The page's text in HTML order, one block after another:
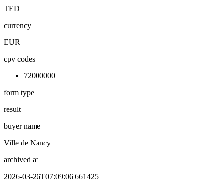
TED
currency
EUR
cpv codes
72000000
form type
result
buyer name
Ville de Nancy
archived at
2026-03-26T07:09:06.661425